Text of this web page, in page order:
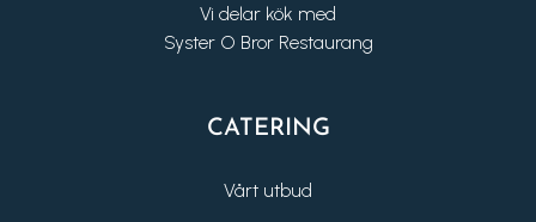
Vi delar kök med
Syster O Bror Restaurang
CATERING
Vårt utbud